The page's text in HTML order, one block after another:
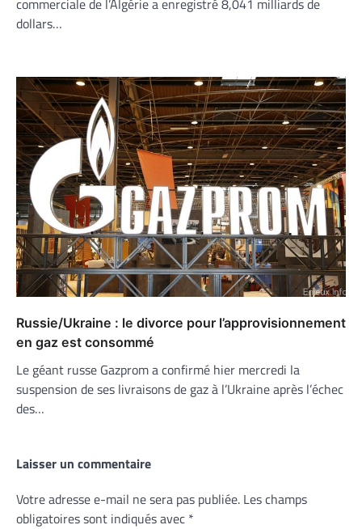
dollars…
Russie/Ukraine : le divorce pour l’approvisionnement
en gaz est consommé
Le géant russe Gazprom a confirmé hier mercredi la
suspension de ses livraisons de gaz à l’Ukraine après l’échec
des…
Laisser un commentaire
Votre adresse e-mail ne sera pas publiée. Les champs
obligatoires sont indiqués avec *